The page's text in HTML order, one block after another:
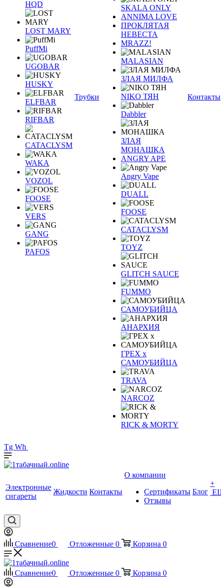
HQD
LOST MARY
PuffMi
UGOBAR
HUSKY
ELFBAR
RIFBAR
CATACLYSM
WAKA
VOZOL
FOOSE
VERS
GANG
PAFOS
Трубки
SKALA ONLY
ANNIMA LOVE
ПРОКЛЯТАЯ
НЕВЕСТА
MRAZZ!
MALASIAN
ЗЛАЯ МИЛФА
NIKO ТЯН
Dabbler
ЗЛАЯ
МОНАШКА
ANGRY APE
Angry Vape
DUALL
FOOSE
CATACLYSM
TOYZ
GLITCH SAUCE
FUMMO
САМОУБИЙЦА
АНАРХИЯ
ГРЕХ х
САМОУБИЙЦА
TRAVA
NARCOZ
RICK & MORTY
Контакты
Tg Wh
Электронные
сигареты
Жидкости Контакты
О компании
Сертификаты
Отзывы
Блог
+
Сравнение0 Отложенные 0 Корзина 0
Сравнение0 Отложенные 0 Корзина 0